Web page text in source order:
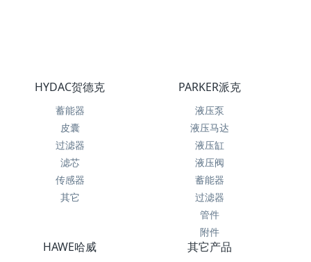
HYDAC贺德克
蓄能器
皮囊
过滤器
滤芯
传感器
其它
PARKER派克
液压泵
液压马达
液压缸
液压阀
蓄能器
过滤器
管件
附件
HAWE哈威 其它产品